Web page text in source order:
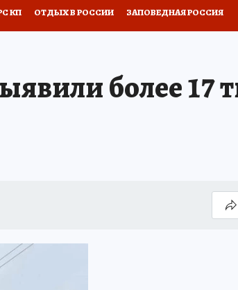
КП ОТДЫХ В РОССИИ ЗАПОВЕДНАЯ РОССИЯ
более 17